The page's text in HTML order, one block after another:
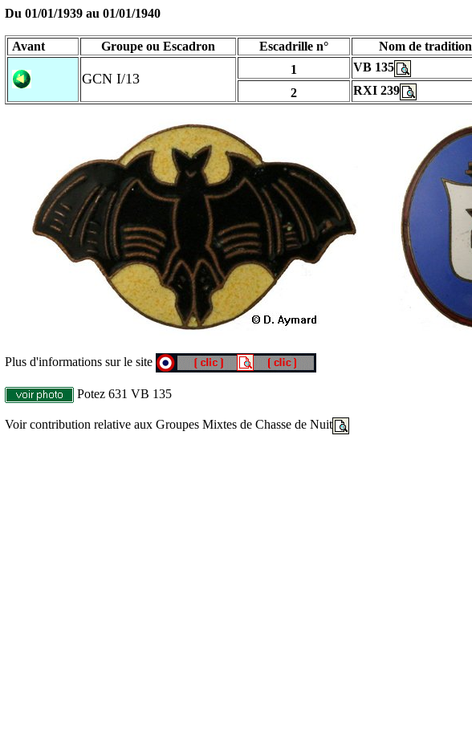
Du 01/01/1939 au 01/01/1940
Avant Groupe ou Escadron Escadrille n° Nom de tradition
GCN I/13
1 VB 135
2
RXI 239
Plus d'informations sur le site
Potez 631 VB 135
Voir contribution relative aux Groupes Mixtes de Chasse de Nuit